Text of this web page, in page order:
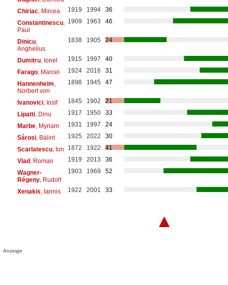
Chiriac, Mircea 1919 1994
36
Constantinescu,
Paul
1909 1963 46
Dinicu,
Anghelius
1838 1905 24
Dumitru, Ionel 1915 1997
40
Farago, Marcel 1924 2016
31
Hannenheim
Norbert von
1898 1945 47
Ivanovici, Iosif 1845 1902
21
Lipatti, Dinu 1917 1950
33
Marbe, Myriam 1931 1997
24
Sárosi, Bálint 1925 2022
30
Scarlatescu, Ion 1872 1922
41
Vlad, Roman 1919 2013
36
Wagner-
Régeny, Rudolf
1903 1969 52
Xenakis , Iannis 1922 2001 33
▲
Anzeige